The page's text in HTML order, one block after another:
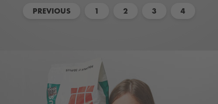
PREVIOUS 1 2 3 4